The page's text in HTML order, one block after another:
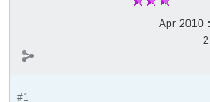
Apr 2010
#1